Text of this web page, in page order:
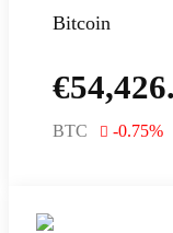
Bitcoin
€
BTC -0.75%